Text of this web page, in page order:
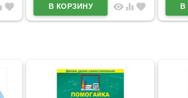
favorite
visibility equalizer favorite